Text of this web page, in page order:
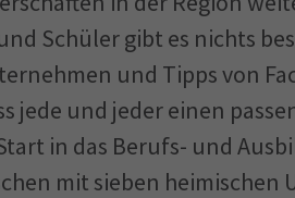
Schüler gibt es nichts
und Tipps von
jede und jeder einen
in das Berufs- und
mit sieben heimischen